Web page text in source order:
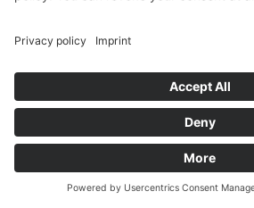
Datenschutzerklärung von Zoho
https://www.zoho.com/
Vertrag über
Wir haben einen Vertrag über
Auftragsverarbeitung mit Zoho
geschlossen. Hierbei handelt es